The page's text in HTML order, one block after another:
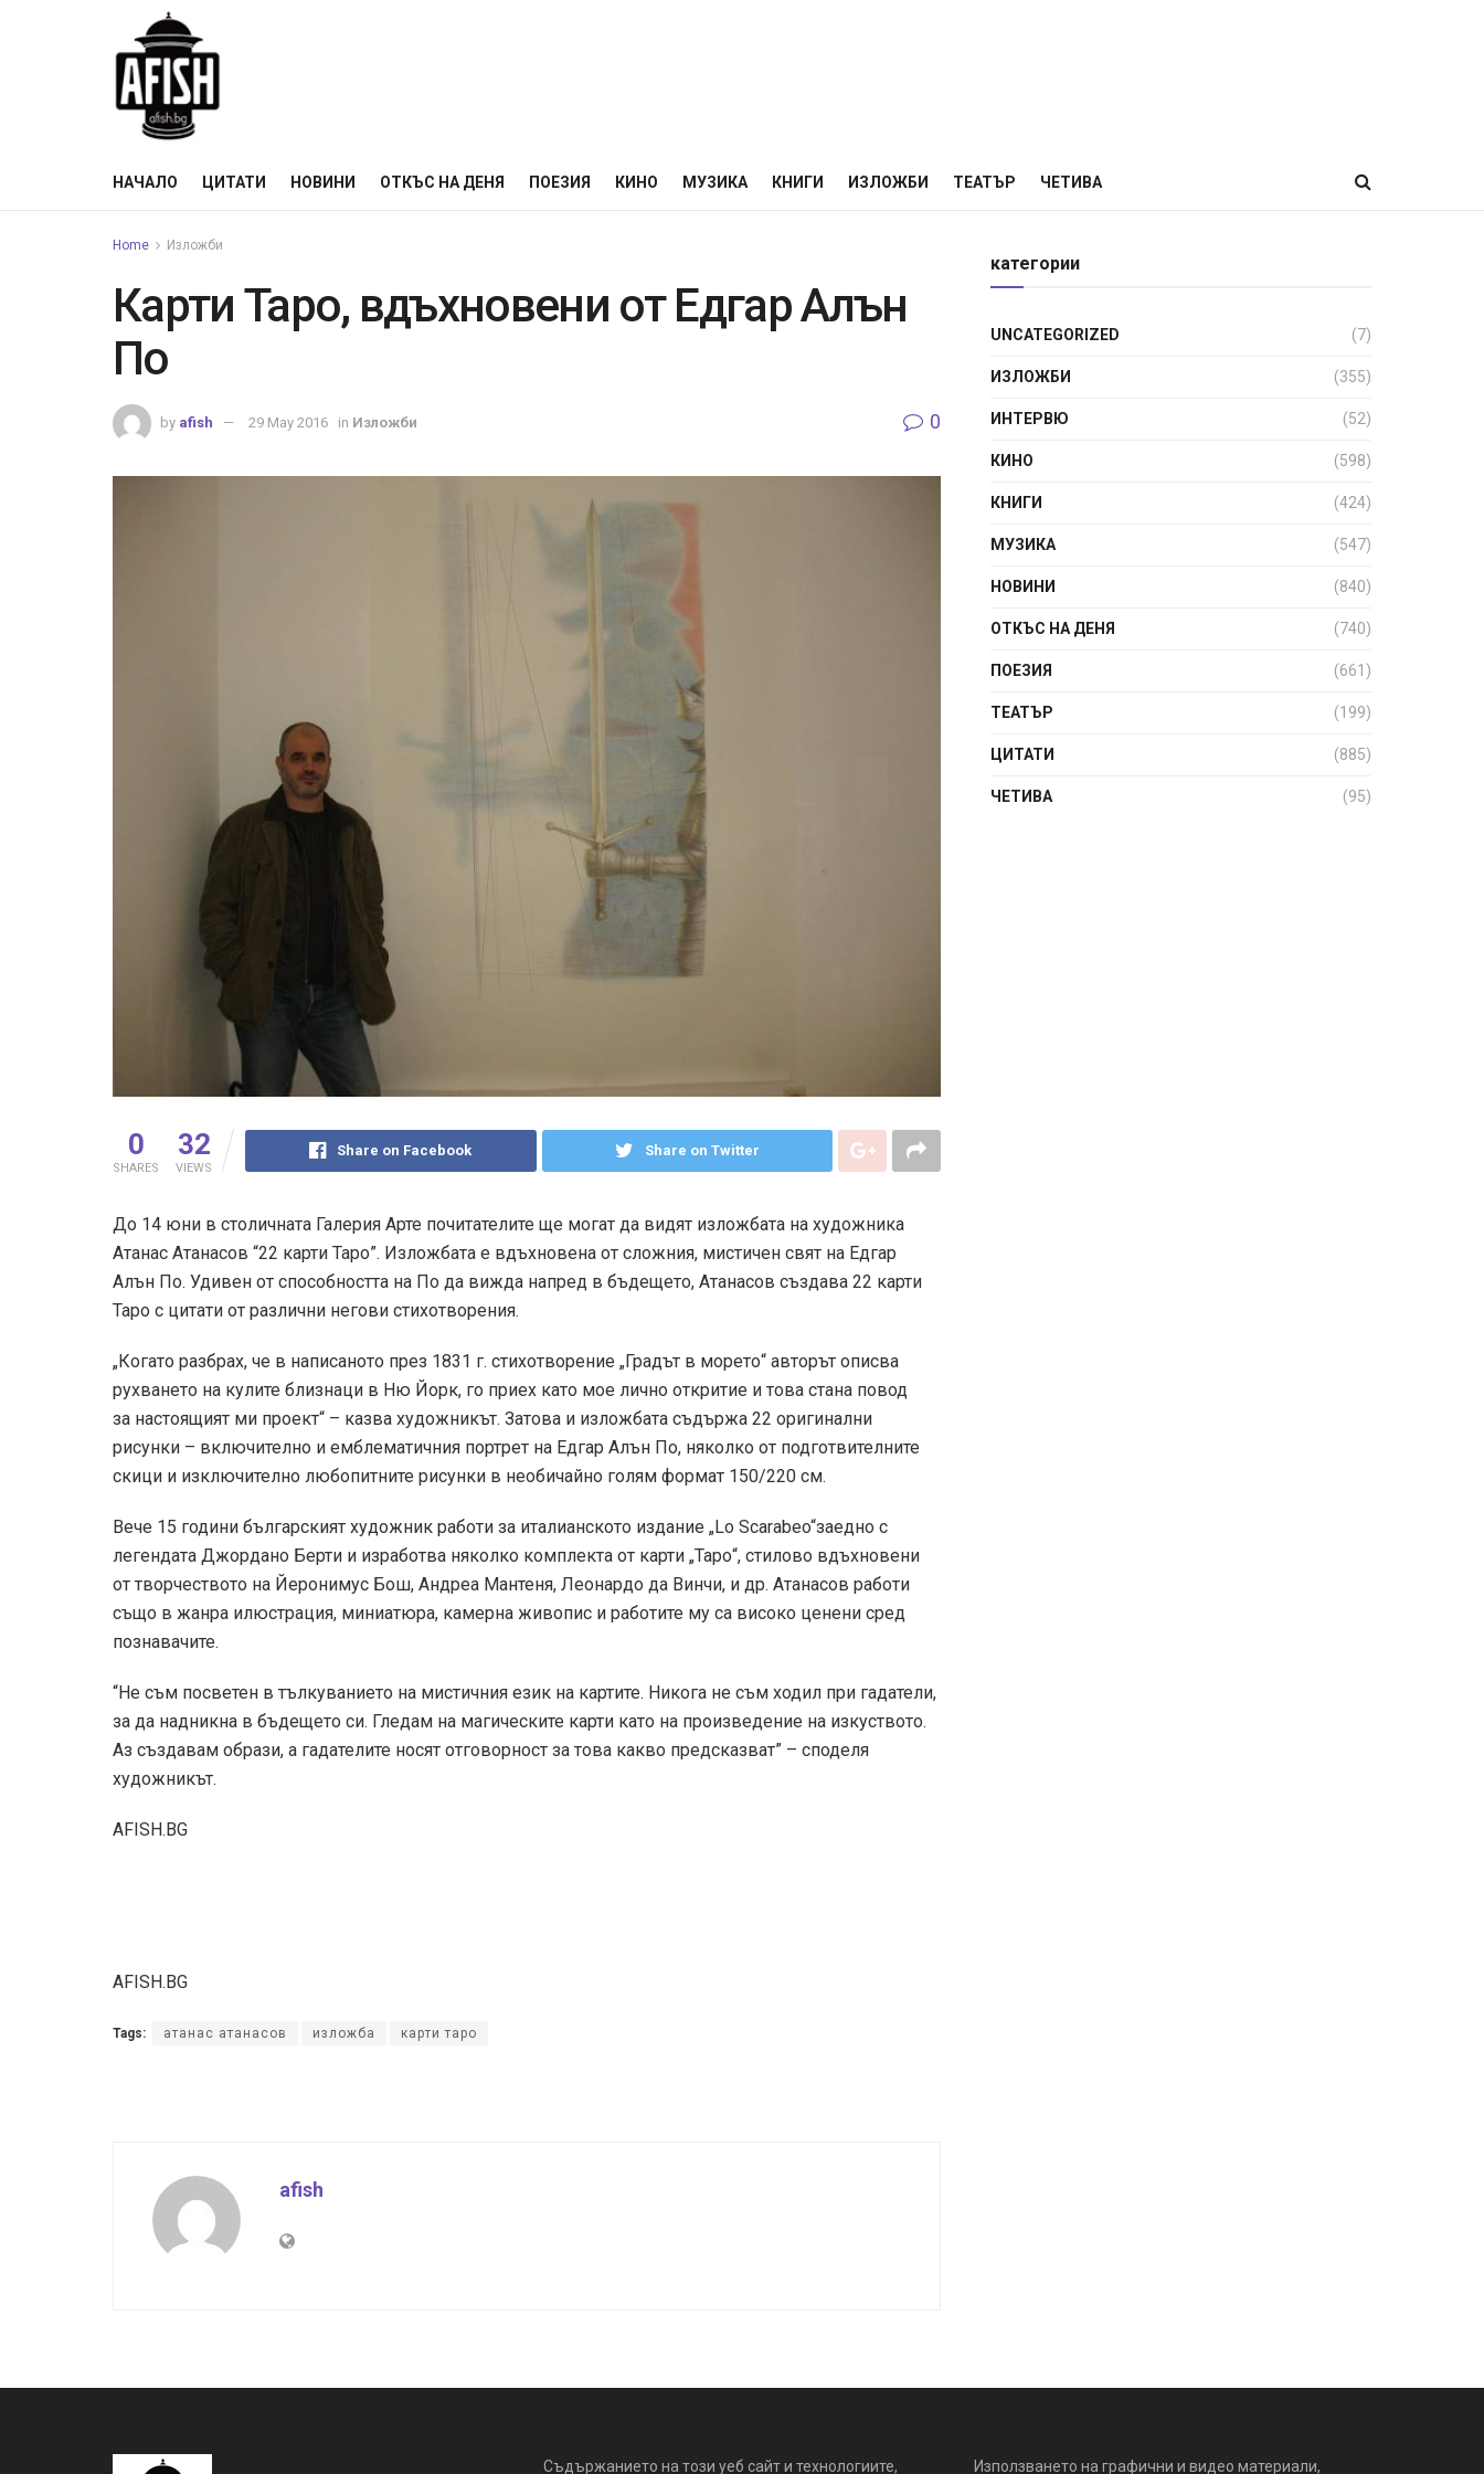
НАЧАЛО ЦИТАТИ НОВИНИ ОТКЪС НА ДЕНЯ ПОЕЗИЯ КИНО МУЗИКА КНИГИ ИЗЛОЖБИ ТЕАТЪР ЧЕТИВА
Home Изложби
Карти Таро, вдъхновени от Едгар Алън
По
by afish 29 May 2016 in Изложби 0
0
SHARES
32
VIEWS
Share on Facebook Share on Twitter
До 14 юни в столичната Галерия Арте почитателите ще могат да видят изложбата на художника
Атанас Атанасов “22 карти Таро”. Изложбата е вдъхновена от сложния, мистичен свят на Едгар
Алън По. Удивен от способността на По да вижда напред в бъдещето, Атанасов създава 22 карти
Таро с цитати от различни негови стихотворения.
„Когато разбрах, че в написаното през 1831 г. стихотворение „Градът в морето“ авторът описва
рухването на кулите близнаци в Ню Йорк, го приех като мое лично откритие и това стана повод
за настоящият ми проект“ – казва художникът. Затова и изложбата съдържа 22 оригинални
рисунки – включително и емблематичния портрет на Едгар Алън По, няколко от подготвителните
скици и изключително любопитните рисунки в необичайно голям формат 150/220 см.
Вече 15 години българският художник работи за италианското издание „Lo Scarabeo“заедно с
легендата Джордано Берти и изработва няколко комплекта от карти „Таро“, стилово вдъхновени
от творчеството на Йеронимус Бош, Андреа Мантеня, Леонардо да Винчи, и др. Атанасов работи
също в жанра илюстрация, миниатюра, камерна живопис и работите му са високо ценени сред
познавачите.
“Не съм посветен в тълкуванието на мистичния език на картите. Никога не съм ходил при гадатели,
за да надникна в бъдещето си. Гледам на магическите карти като на произведение на изкуството.
Аз създавам образи, а гадателите носят отговорност за това какво предсказват” – споделя
художникът.
AFISH.BG
AFISH.BG
Tags: атанас атанасов изложба карти таро
afish
категории
UNCATEGORIZED (7)
ИЗЛОЖБИ (355)
ИНТЕРВЮ (52)
КИНО (598)
КНИГИ (424)
МУЗИКА (547)
НОВИНИ (840)
ОТКЪС НА ДЕНЯ (740)
ПОЕЗИЯ (661)
ТЕАТЪР (199)
ЦИТАТИ (885)
ЧЕТИВА (95)
Съдържанието на този уеб сайт и технологиите, Използването на графични и видео материали,